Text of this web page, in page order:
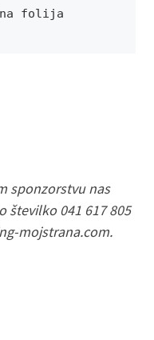
folija
sponzorstvu nas
041 617 805
mojstrana.com.